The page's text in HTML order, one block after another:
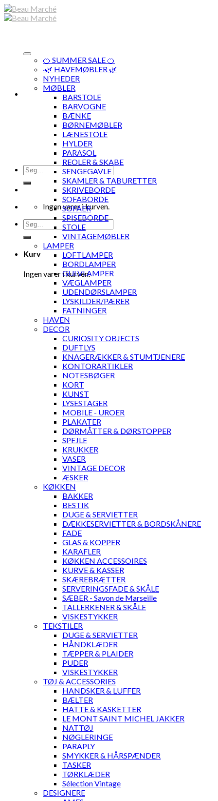
Skip
to
Søg
efter:
Ingen varer i kurven.
Søg
efter:
Kurv
Ingen varer i kurven.
🍊 SUMMER SALE 🍊
·🌿 HAVEMØBLER 🌿
NYHEDER
MØBLER
BARSTOLE
BARVOGNE
BÆNKE
BØRNEMØBLER
LÆNESTOLE
HYLDER
PARASOL
REOLER & SKABE
SENGEGAVLE
SKAMLER & TABURETTER
SKRIVEBORDE
SOFABORDE
SOFAER
SPISEBORDE
STOLE
VINTAGEMØBLER
LAMPER
LOFTLAMPER
BORDLAMPER
GULVLAMPER
VÆGLAMPER
UDENDØRSLAMPER
LYSKILDER/PÆRER
FATNINGER
HAVEN
DECOR
CURIOSITY OBJECTS
DUFTLYS
KNAGERÆKKER & STUMTJENERE
KONTORARTIKLER
NOTESBØGER
KORT
KUNST
LYSESTAGER
MOBILE - UROER
PLAKATER
DØRMÅTTER & DØRSTOPPER
SPEJLE
KRUKKER
VASER
VINTAGE DECOR
ÆSKER
KØKKEN
BAKKER
BESTIK
DUGE & SERVIETTER
DÆKKESERVIETTER & BORDSKÅNERE
FADE
GLAS & KOPPER
KARAFLER
KØKKEN ACCESSOIRES
KURVE & KASSER
SKÆREBRÆTTER
SERVERINGSFADE & SKÅLE
SÆBER - Savon de Marseille
TALLERKENER & SKÅLE
VISKESTYKKER
TEKSTILER
DUGE & SERVIETTER
HÅNDKLÆDER
TÆPPER & PLAIDER
PUDER
VISKESTYKKER
TØJ & ACCESSORIES
HANDSKER & LUFFER
BÆLTER
HATTE & KASKETTER
LE MONT SAINT MICHEL JAKKER
NATTØJ
NØGLERINGE
PARAPLY
SMYKKER & HÅRSPÆNDER
TASKER
TØRKLÆDER
Sélection Vintage
DESIGNERE